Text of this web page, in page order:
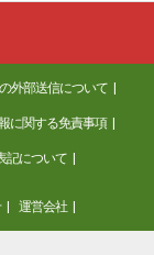
外部送信について
に関する免責事項
記について
運営会社